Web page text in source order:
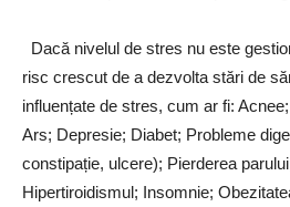
Dacă nivelul de stres nu este
risc crescut de a dezvolta stări de
influențate de stres, cum ar fi:
Ars; Depresie; Diabet; Probleme
constipație, ulcere); Pierderea
Hipertiroidismul; Insomnie;